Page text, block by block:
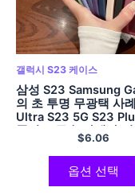
갤럭시 S23 케이스
삼성 S23 Samsung
의 초 투명 무광택 사
Ultra S23 5G S23
플러스 금속 카메라
소프트 커버$6.06
옵션 선택